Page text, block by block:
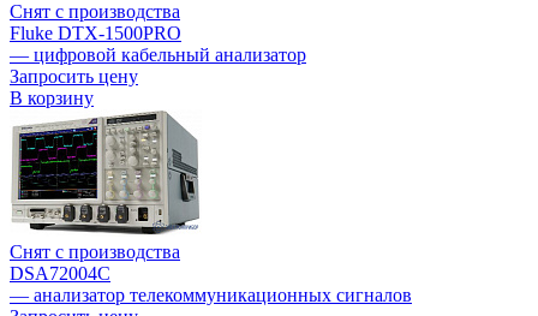
Снят с производства
Fluke DTX-1500PRO
— цифровой кабельный анализатор
Запросить цену
В корзину
Снят с производства
DSA72004C
— анализатор телекоммуникационных сигналов